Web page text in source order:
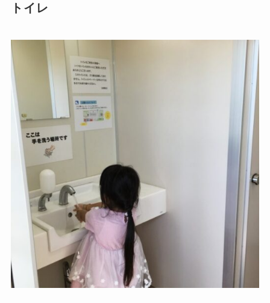
トイレ